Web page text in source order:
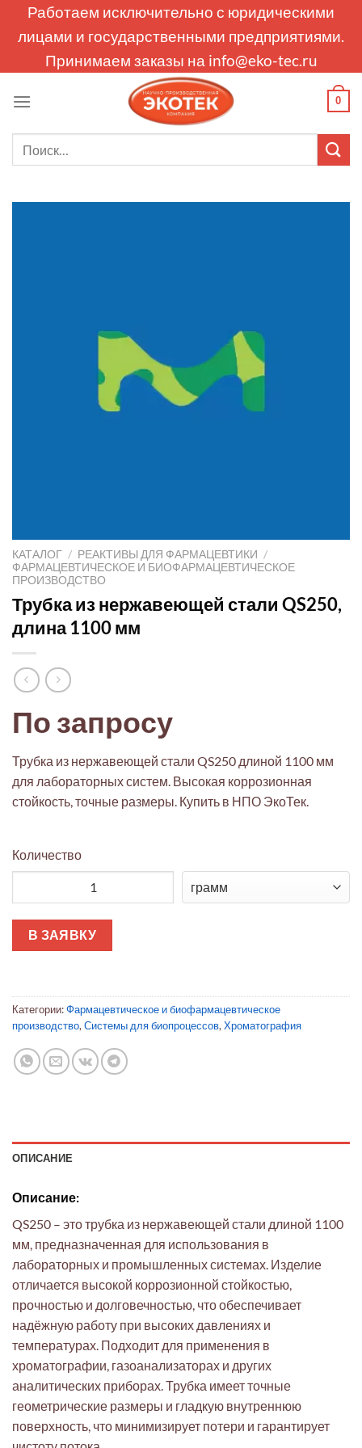
Работаем исключительно с юридическими
лицами и государственными предприятиями.
Принимаем заказы на info@eko-tec.ru
0
КАТАЛОГ / РЕАКТИВЫ ДЛЯ ФАРМАЦЕВТИКИ /
ФАРМАЦЕВТИЧЕСКОЕ И БИОФАРМАЦЕВТИЧЕСКОЕ
ПРОИЗВОДСТВО
Трубка из нержавеющей стали QS250,
длина 1100 мм
По запросу
Трубка из нержавеющей стали QS250 длиной 1100 мм
для лабораторных систем. Высокая коррозионная
стойкость, точные размеры. Купить в НПО ЭкоТек.
Количество
В ЗАЯВКУ
Категории:Фармацевтическое и биофармацевтическое
производство, Системы для биопроцессов, Хроматография
ОПИСАНИЕ
Описание:
QS250 – это трубка из нержавеющей стали длиной 1100
мм, предназначенная для использования в
лабораторных и промышленных системах. Изделие
отличается высокой коррозионной стойкостью,
прочностью и долговечностью, что обеспечивает
надёжную работу при высоких давлениях и
температурах. Подходит для применения в
хроматографии, газоанализаторах и других
аналитических приборах. Трубка имеет точные
геометрические размеры и гладкую внутреннюю
поверхность, что минимизирует потери и гарантирует